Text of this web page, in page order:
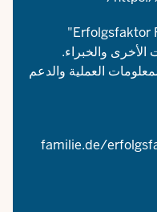
توفر لك شبكة الشركات "Erfolgsfaktor Familie"
الأخرى والخبراء.
العملية والدعم
familie.de/